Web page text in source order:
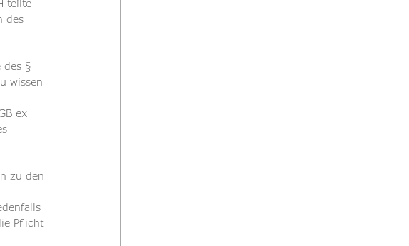
teilte
des
des §
wissen
ex
zu den
Pflicht